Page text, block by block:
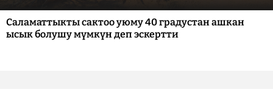
Саламаттыкты сактоо уюму 40 градустан ашкан
ысык болушу мүмкүн деп эскертти